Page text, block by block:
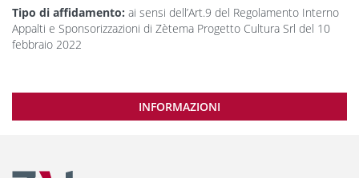
Tipo di affidamento: ai sensi dell’Art.9 del Regolamento Interno
Appalti e Sponsorizzazioni di Zètema Progetto Cultura Srl del 10
febbraio 2022
INFORMAZIONI